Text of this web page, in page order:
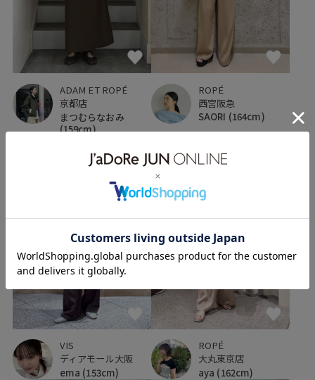
ADAM ET ROPÉ
京都店
まつむらなおみ
(159cm)
ROPÉ
西宮阪急
SAORI (164cm)
VIS
ディアモール大阪
ema (153cm)
ROPÉ
大丸東京店
aya (162cm)